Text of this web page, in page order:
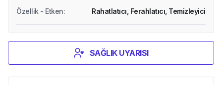
Özellik - Etken: Rahatlatıcı, Ferahlatıcı, Temizleyici
SAĞLIK UYARISI